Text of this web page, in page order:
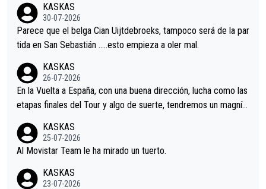
s.La única buena noticia es la mejoría de Enric Más en San Seb
astian.Si en la Vuelta a Burgos sigue la mejoría, podríamos ten
er alguna sorpresa en la Vuelta.Ojalá.
KASKAS
30-07-2026
Parece que el belga Cian Uijtdebroeks, tampoco será de la par
tida en San Sebastián …..esto empieza a oler mal.
KASKAS
26-07-2026
En la Vuelta a España, con una buena dirección, lucha como las
etapas finales del Tour y algo de suerte, tendremos un magnífi
KASKAS
25-07-2026
Al Movistar Team le ha mirado un tuerto.
KASKAS
23-07-2026